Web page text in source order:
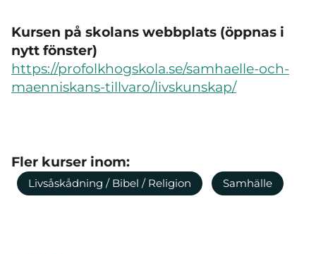
Kursen på skolans webbplats (öppnas i
nytt fönster)
https://profolkhogskola.se/samhaelle-och-
maenniskans-tillvaro/livskunskap/
Fler kurser inom:
Livsåskådning / Bibel / Religion Samhälle